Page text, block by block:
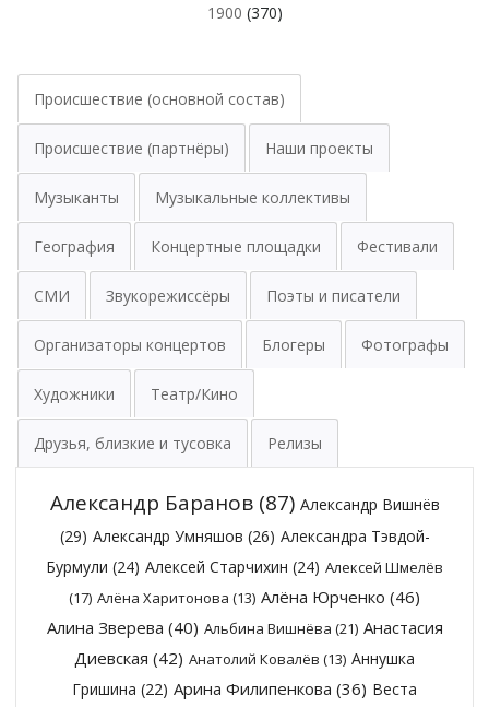
1900 (370)
Происшествие (основной состав)
Происшествие (партнёры) Наши проекты
Музыканты Музыкальные коллективы
География Концертные площадки Фестивали
СМИ Звукорежиссёры Поэты и писатели
Организаторы концертов Блогеры Фотографы
Художники Театр/Кино
Друзья, близкие и тусовка Релизы
Александр Баранов(87) Александр Вишнёв
(29) Александр Умняшов (26) Александра Тэвдой-
Бурмули (24) Алексей Старчихин (24) Алексей Шмелёв
(17) Алёна Харитонова (13) Алёна Юрченко (46)
Алина Зверева (40) Альбина Вишнёва (21) Анастасия
Диевская (42) Анатолий Ковалёв (13) Аннушка
Гришина (22) Арина Филипенкова (36) Веста